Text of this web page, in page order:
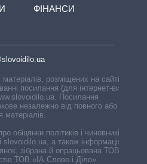
ФІНАНСИ
розміщених на сайті,
посилання (для інтернет-видань
Посилання
незалежно від повного або
матеріалів.
обіцянки політиків і чиновників,
а також інформація про
зібрана й опрацьована ТОВ «ІА
ТОВ «ІА Слово і Діло».